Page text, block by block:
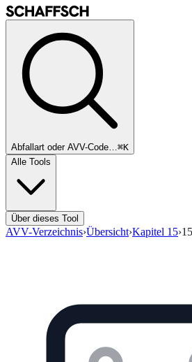
Abfallart oder AVV-Code…⌘K
Alle Tools
Über dieses Tool
AVV-Verzeichnis›Übersicht›Kapitel 15›